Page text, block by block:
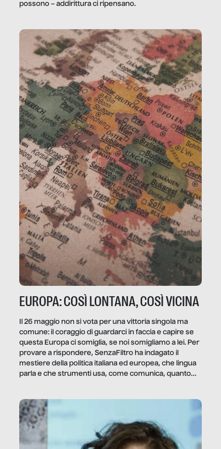
possono – addirittura ci ripensano.
EUROPA: COSÌ LONTANA, COSÌ VICINA
Il 26 maggio non si vota per una vittoria singola ma
comune: il coraggio di guardarci in faccia e capire se
questa Europa ci somiglia, se noi somigliamo a lei. Per
provare a rispondere, SenzaFiltro ha indagato il
mestiere della politica italiana ed europea, che lingua
parla e che strumenti usa, come comunica, quanto